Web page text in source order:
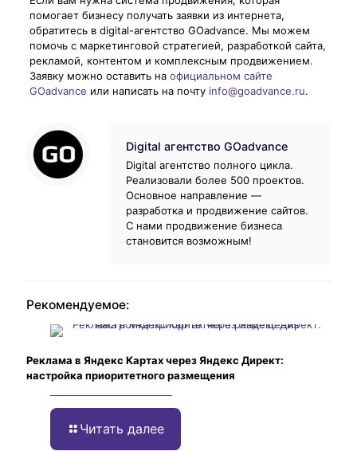
помогает бизнесу получать заявки из интернета,
обратитесь в digital-агентство GOadvance. Мы можем
помочь с маркетинговой стратегией, разработкой сайта,
рекламой, контентом и комплексным продвижением.
Заявку можно оставить на официальном сайте
GOadvance или написать на почту info@goadvance.ru.
Digital агентство GOadvance
Digital агентство полного цикла.
Реализовали более 500 проектов.
Основное направление —
разработка и продвижение сайтов.
С нами продвижение бизнеса
становится возможным!
Рекомендуемое:
Реклама в Яндекс Картах через Яндекс Директ:
настройка приоритетного размещения
Читать далее